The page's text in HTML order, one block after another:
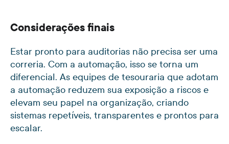
Considerações finais
Estar pronto para auditorias não precisa ser uma
correria. Com a automação, isso se torna um
diferencial. As equipes de tesouraria que adotam
a automação reduzem sua exposição a riscos e
elevam seu papel na organização, criando
sistemas repetíveis, transparentes e prontos para
escalar.